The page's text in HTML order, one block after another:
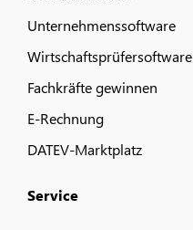
Unternehmenssoftware
Wirtschaftsprüfersoftware
Fachkräfte gewinnen
E-Rechnung
DATEV-Marktplatz
Service